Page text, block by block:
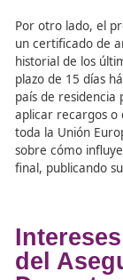
circunstancias
Aunque firmar
conductores
y facilite la